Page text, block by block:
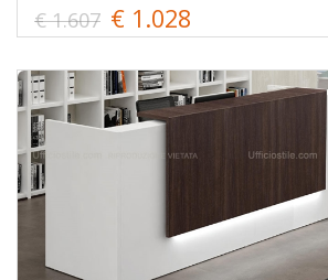
€ 1.607 € 1.028